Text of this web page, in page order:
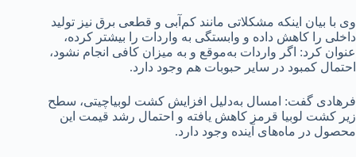
وی با بیان اینکه مشکلاتی مانند کم‌آبی و قطعی برق نیز تولید
داخلی را کاهش داده و وابستگی به واردات را بیشتر کرده،
عنوان کرد: اگر واردات به‌موقع و به میزان کافی انجام نشود،
احتمال کمبود در سایر حبوبات هم وجود دارد.
فرهادی گفت: امسال به‌دلیل افزایش کشت لوبیاچیتی، سطح
زیر کشت لوبیا قرمز کاهش یافته و احتمال رشد قیمت این
محصول در ماه‌های آینده وجود دارد.